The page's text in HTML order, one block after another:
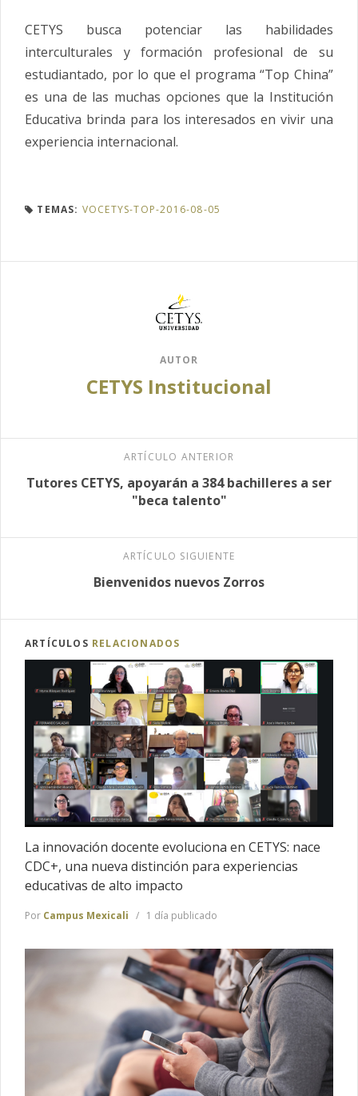
CETYS busca potenciar las habilidades
interculturales y formación profesional de su
estudiantado, por lo que el programa “Top China”
es una de las muchas opciones que la Institución
Educativa brinda para los interesados en vivir una
experiencia internacional.
TEMAS: VOCETYS-TOP-2016-08-05
AUTOR
CETYS Institucional
ARTÍCULO ANTERIOR
Tutores CETYS, apoyarán a 384 bachilleres a ser
"beca talento"
ARTÍCULO SIGUIENTE
Bienvenidos nuevos Zorros
ARTÍCULOS RELACIONADOS
La innovación docente evoluciona en CETYS: nace
CDC+, una nueva distinción para experiencias
educativas de alto impacto
Por Campus Mexicali 1 día publicado